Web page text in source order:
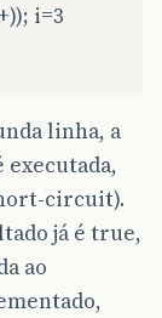
i=3
linha, a
executada,
circuit).
já é true,
ao